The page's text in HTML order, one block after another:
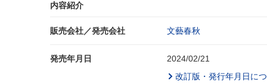
内容紹介
販売会社／発売会社 文藝春秋
発売年月日
2024/02/21
改訂版・発行年月日に